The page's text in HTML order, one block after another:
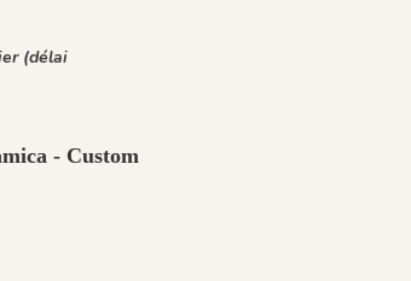
(délai
- Custom